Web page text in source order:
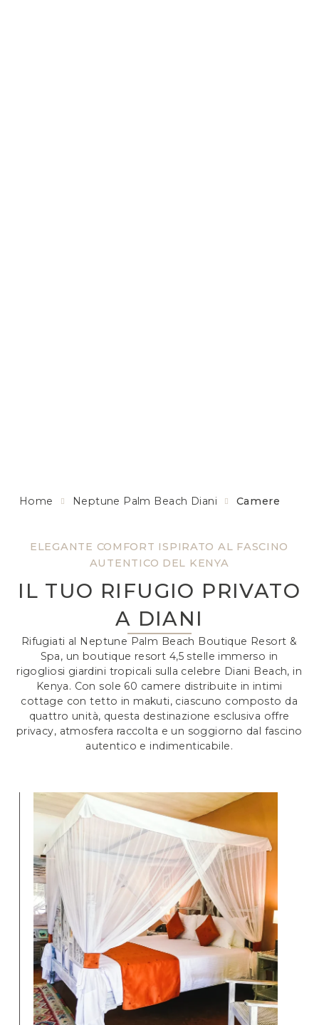
ELEGANTE COMFORT ISPIRATO AL FASCINO
AUTENTICO DEL KENYA
IL TUO RIFUGIO PRIVATO
A DIANI
Rifugiati al Neptune Palm Beach Boutique Resort &
Spa, un boutique resort 4,5 stelle immerso in
rigogliosi giardini tropicali sulla celebre Diani Beach, in
Kenya. Con sole 60 camere distribuite in intimi
cottage con tetto in makuti, ciascuno composto da
quattro unità, questa destinazione esclusiva offre
privacy, atmosfera raccolta e un soggiorno dal fascino
autentico e indimenticabile.
Home Neptune Palm Beach Diani Camere